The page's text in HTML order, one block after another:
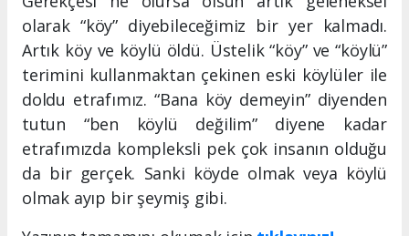
olarak “köy” diyebileceğimiz bir yer kalmadı.
Artık köy ve köylü öldü. Üstelik “köy” ve “köylü”
terimini kullanmaktan çekinen eski köylüler ile
doldu etrafımız. “Bana köy demeyin” diyenden
tutun “ben köylü değilim” diyene kadar
etrafımızda kompleksli pek çok insanın olduğu
da bir gerçek. Sanki köyde olmak veya köylü
olmak ayıp bir şeymiş gibi.